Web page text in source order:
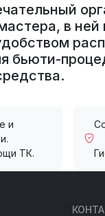
в
бьюти-
и
ТК.